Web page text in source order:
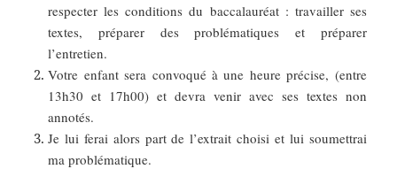
respecter les conditions du baccalauréat : travailler ses
textes, préparer des problématiques et préparer
l’entretien.
Votre enfant sera convoqué à une heure précise, (entre
13h30 et 17h00) et devra venir avec ses textes non
annotés.
Je lui ferai alors part de l’extrait choisi et lui soumettrai
ma problématique.